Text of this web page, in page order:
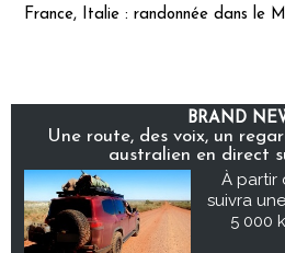
France, Italie : randonnée dans le
BRAND
Une route, des voix, un
australien en direct
À partir
suivra
5 000